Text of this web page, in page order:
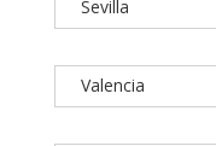
Sevilla
Valencia